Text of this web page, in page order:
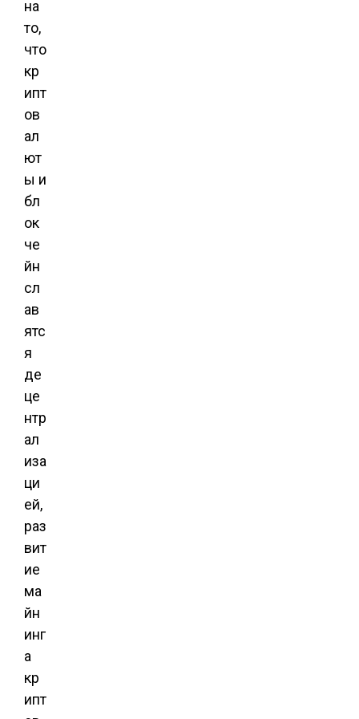
на
то,
что
кр
ипт
ов
ал
ют
ы и
бл
ок
че
йн
сл
ав
ятс
я
де
це
нтр
ал
иза
ци
ей,
раз
вит
ие
ма
йн
инг
а
кр
ипт